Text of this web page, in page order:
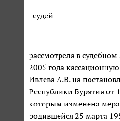
судей -
рассмотрела в
2005 года
Ивлева А.В. на
Республики Бурятия от
которым изменена
родившейся 25 марта